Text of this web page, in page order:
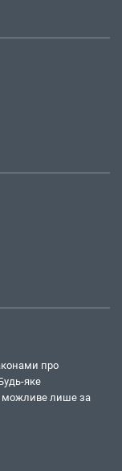
про
яке
можливе лише за